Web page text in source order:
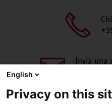
Invia una
English
Privacy on this